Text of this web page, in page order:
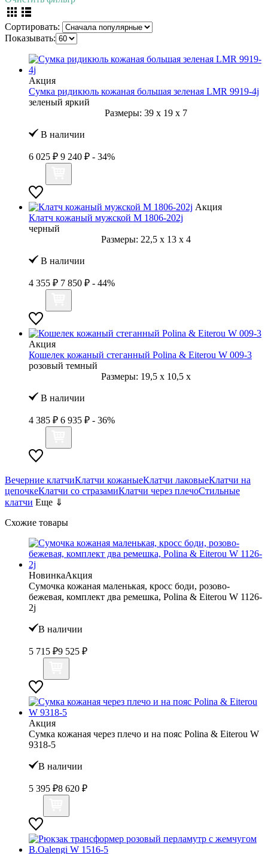
Сортировать:
Показывать:
Акция
Сумка ридикюль кожаная большая зеленая LMR 9919-4j
зеленый яркий
Размеры: 39 x 19 x 7
В наличии
6 025 ₽ 9 240 ₽ - 34%
Акция
Клатч кожаный мужской M 1806-202j
черный
Размеры: 22,5 x 13 x 4
В наличии
4 355 ₽ 7 850 ₽ - 44%
Акция
Кошелек кожаный стеганный Polina & Eiterou W 009-3
розовый темный
Размеры: 19,5 x 10,5 x
В наличии
4 385 ₽ 6 935 ₽ - 36%
Вечерние клатчиКлатчи кожаныеКлатчи лаковыеКлатчи на
цепочкеКлатчи со стразамиКлатчи через плечоСтильные
клатчи Еще ⇓
Схожие товары
НовинкаАкция
Сумочка кожаная маленькая, кросс боди, розово-
бежевая, комплект два ремешка, Polina & Eiterou W 1126-
2j
В наличии
5 715 ₽9 525 ₽
Акция
Сумка кожаная через плечо и на пояс Polina & Eiterou W
9318-5
В наличии
5 395 ₽8 620 ₽